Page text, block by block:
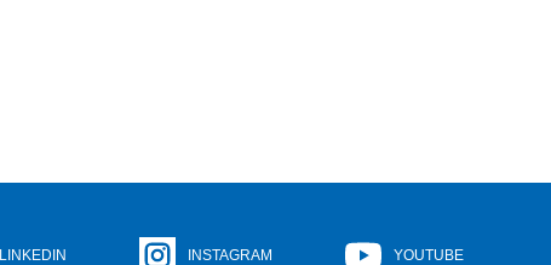
LINKEDIN INSTAGRAM
YOUTUBE